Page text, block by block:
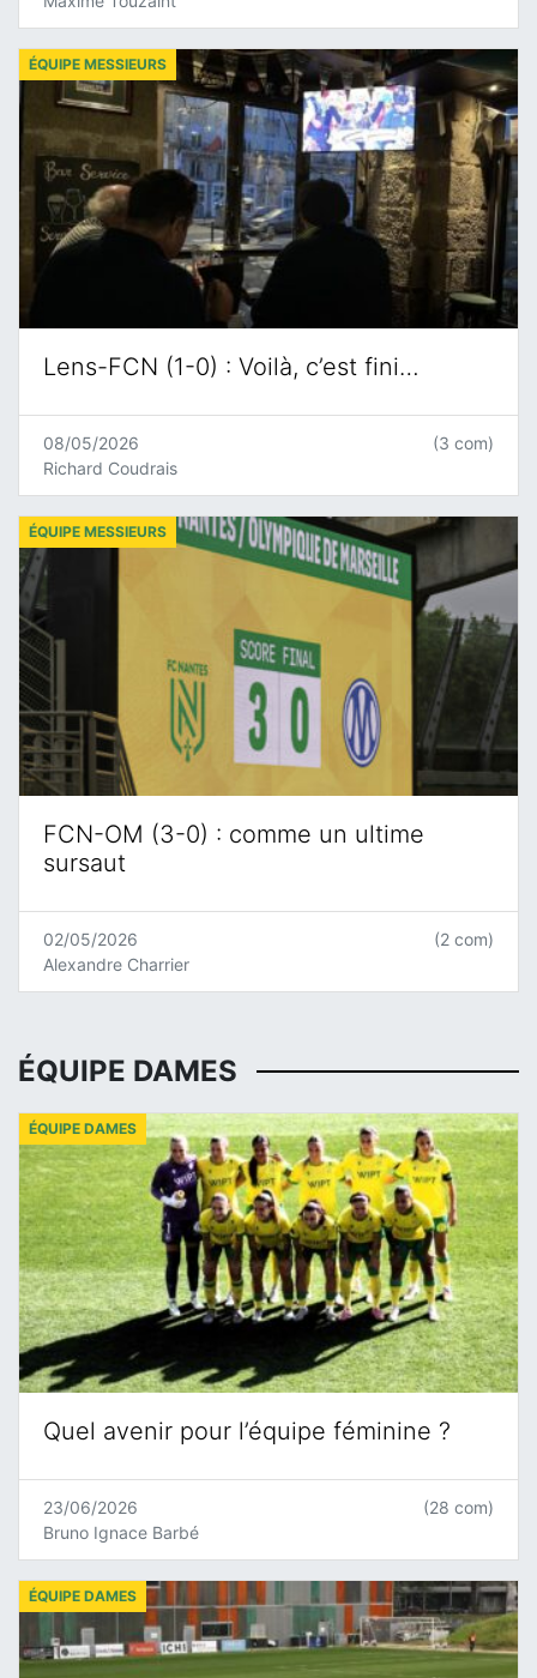
Lens-FCN (1-0) : Voilà, c’est fini…
ÉQUIPE MESSIEURS
08/05/2026
Richard Coudrais
(3 com)
FCN-OM (3-0) : comme un ultime
sursaut
ÉQUIPE MESSIEURS
02/05/2026
Alexandre Charrier
(2 com)
ÉQUIPE DAMES
Quel avenir pour l’équipe féminine ?
ÉQUIPE DAMES
23/06/2026
Bruno Ignace Barbé
(28 com)
ÉQUIPE DAMES